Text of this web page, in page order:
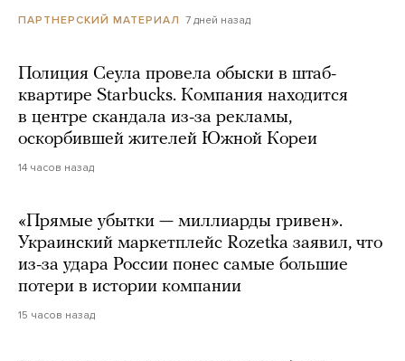
ПАРТНЕРСКИЙ МАТЕРИАЛ 7 дней назад
Полиция Сеула провела обыски в штаб-
квартире Starbucks. Компания находится
в центре скандала из-за рекламы,
оскорбившей жителей Южной Кореи
14 часов назад
«Прямые убытки — миллиарды гривен».
Украинский маркетплейс Rozetka заявил, что
из-за удара России понес самые большие
потери в истории компании
15 часов назад